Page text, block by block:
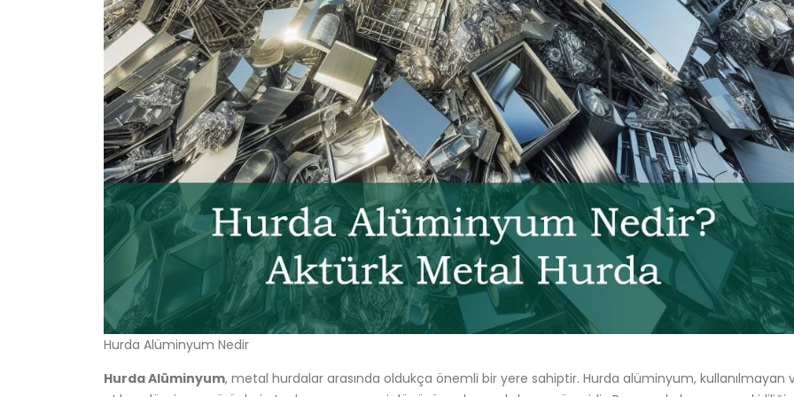
Hurda Alüminyum Nedir
Hurda Alüminyum, metal hurdalar arasında oldukça önemli bir yere sahiptir. Hurda alüminyum, kullanılmayan